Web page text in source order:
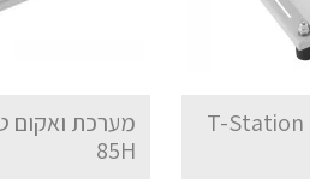
מערכת ואקום טורבו מדגם T-Station
85H